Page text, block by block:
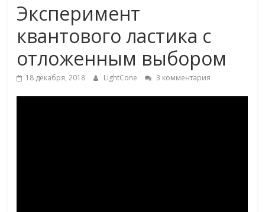
Эксперимент
квантового ластика с
отложенным выбором
18 декабря, 2018 LightCone 3 комментария